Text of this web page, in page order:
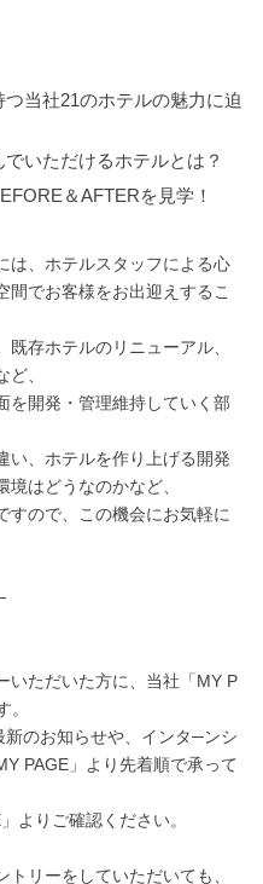
当社21のホテルの魅力に迫
いただけるホテルとは？
＆AFTERを見学！
は、ホテルスタッフによる心
間でお客様をお出迎えするこ
存ホテルのリニューアル、
、
を開発・管理維持していく部
い、ホテルを作り上げる開発
はどうなのかなど、
すので、この機会にお気軽に
いただいた方に、当社「MY P
のお知らせや、インタ─ンシ
PAGE」より先着順で承って
よりご確認ください。
リーをしていただいても、